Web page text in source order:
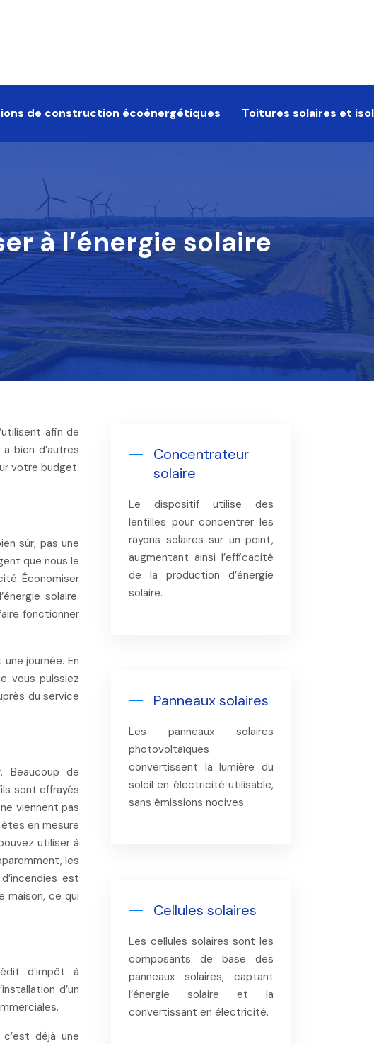
de construction écoénergétiques Toitures solaires et
à l’énergie solaire
bien d’autres
votre budget.
sûr, pas une
que nous le
Économiser
solaire.
fonctionner
journée. En
vous puissiez
du service
Beaucoup de
sont effrayés
viennent pas
en mesure
utiliser à
les
est
maison, ce qui
d’impôt à
d’un
déjà une
Concentrateur
solaire
Le dispositif utilise des
lentilles pour concentrer les
rayons solaires sur un point,
augmentant ainsi l’efficacité
de la production d’énergie
solaire.
Panneaux solaires
Les panneaux solaires
photovoltaïques
convertissent la lumière du
soleil en électricité utilisable,
sans émissions nocives.
Cellules solaires
Les cellules solaires sont les
composants de base des
panneaux solaires, captant
l’énergie solaire et la
convertissant en électricité.